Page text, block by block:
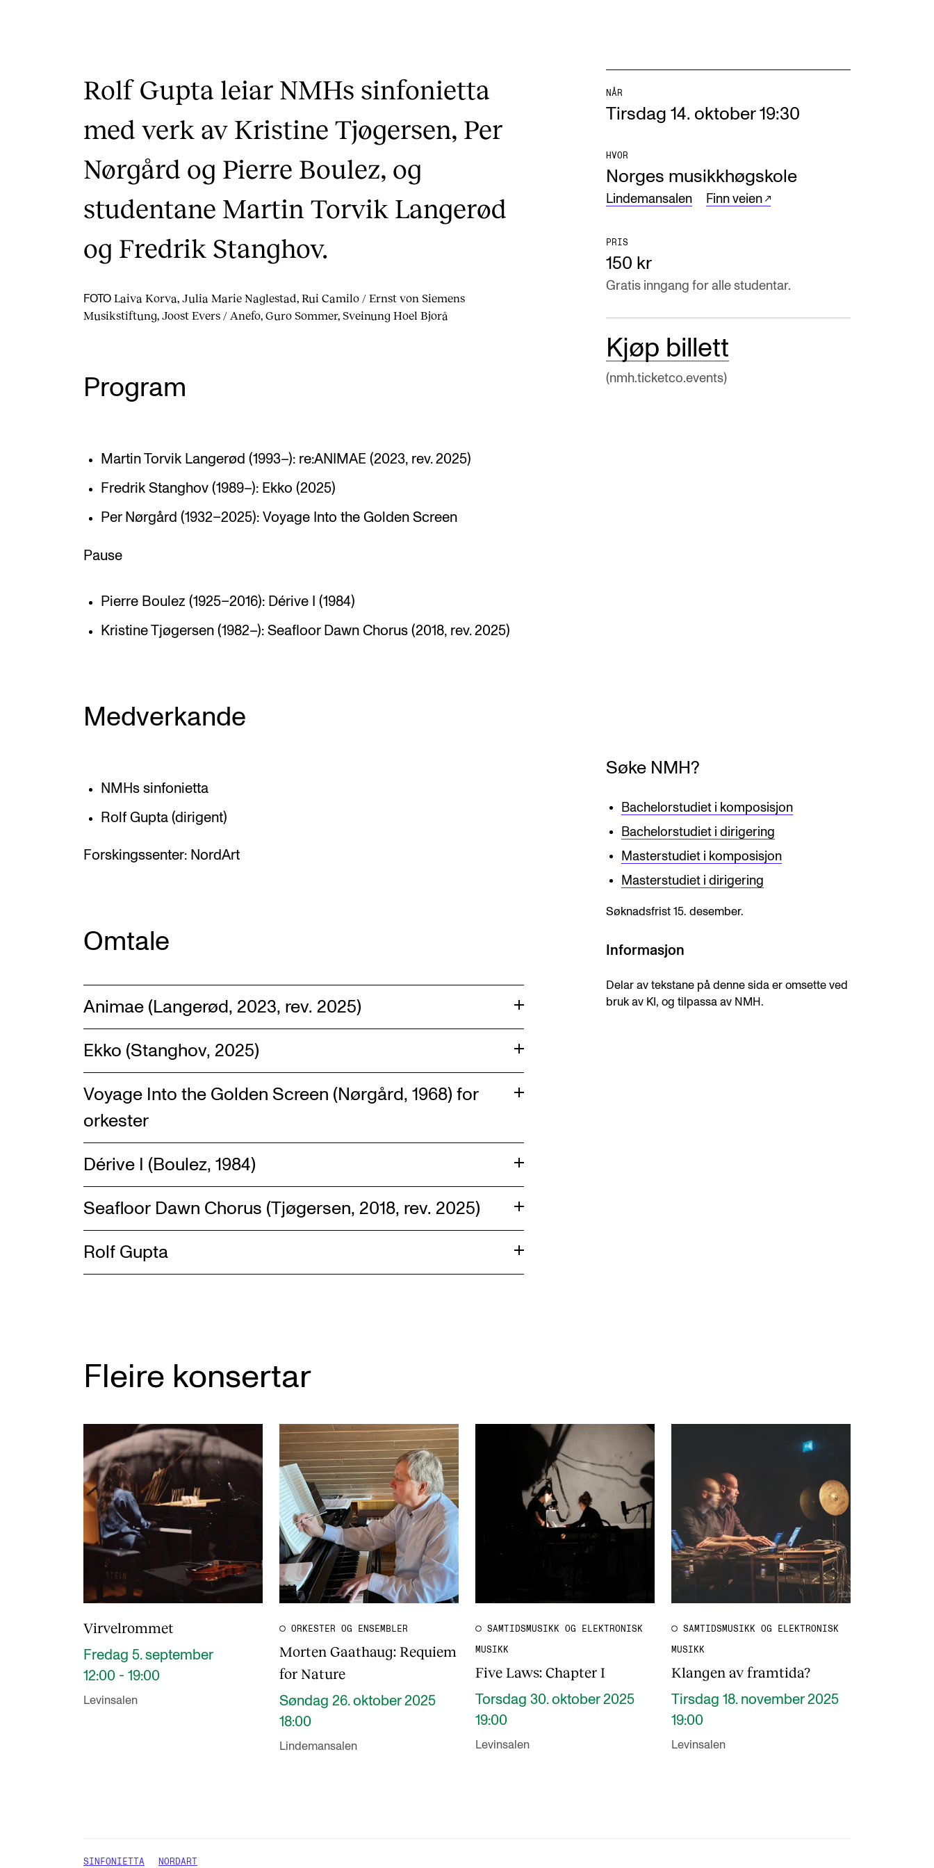
Rolf Gupta leiar NMHs sinfonietta
med verk av Kristine Tjøgersen, Per
Nørgård og Pierre Boulez, og
studentane Martin Torvik Langerød
og Fredrik Stanghov.
NÅR
Tirsdag 14. oktober 19:30
HVOR
Norges musikkhøgskole
Lindemansalen Finn veien
PRIS
150 kr
Gratis inngang for alle studentar.
Kjøp billett
(nmh.ticketco.events)
FOTO Laiva Korva, Julia Marie Naglestad, Rui Camilo / Ernst von Siemens
Musikstiftung, Joost Evers / Anefo, Guro Sommer, Sveinung Hoel Bjorå
Program
Martin Torvik Langerød (1993–): re:ANIMAE (2023, rev. 2025)
Fredrik Stanghov (1989–): Ekko (2025)
Per Nørgård (1932–2025): Voyage Into the Golden Screen
Pause
Pierre Boulez (1925–2016): Dérive I (1984)
Kristine Tjøgersen (1982–): Seafloor Dawn Chorus (2018, rev. 2025)
Medverkande
NMHs sinfonietta
Rolf Gupta (dirigent)
Forskingssenter: NordArt
Søke NMH?
Bachelorstudiet i komposisjon
Bachelorstudiet i dirigering
Masterstudiet i komposisjon
Masterstudiet i dirigering
Søknadsfrist 15. desember.
Informasjon
Delar av tekstane på denne sida er omsette ved
bruk av KI, og tilpassa av NMH.
Omtale
Animae (Langerød, 2023, rev. 2025)
Ekko (Stanghov, 2025)
Voyage Into the Golden Screen (Nørgård, 1968) for
orkester
Dérive I (Boulez, 1984)
Seafloor Dawn Chorus (Tjøgersen, 2018, rev. 2025)
Rolf Gupta
Fleire konsertar
Virvelrommet
Fredag 5. september
12:00 - 19:00
Levinsalen
ORKESTER OG ENSEMBLER
Morten Gaathaug: Requiem
for Nature
Søndag 26. oktober 2025
18:00
Lindemansalen
SAMTIDSMUSIKK OG ELEKTRONISK
MUSIKK
Five Laws: Chapter I
Torsdag 30. oktober 2025
19:00
Levinsalen
SAMTIDSMUSIKK OG ELEKTRONISK
MUSIKK
Klangen av framtida?
Tirsdag 18. november 2025
19:00
Levinsalen
SINFONIETTA NORDART